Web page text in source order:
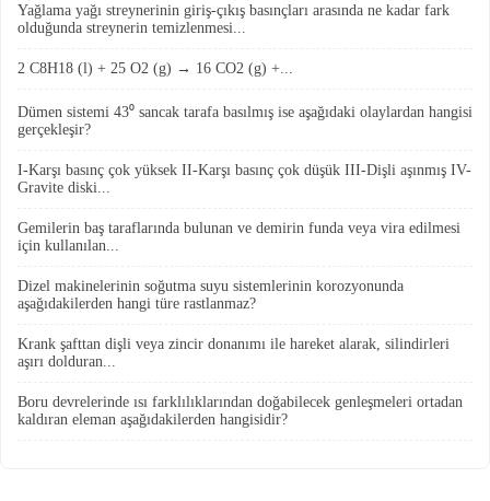
Yağlama yağı streynerinin giriş-çıkış basınçları arasında ne kadar fark
olduğunda streynerin temizlenmesi...
2 C8H18 (l) + 25 O2 (g) → 16 CO2 (g) +...
Dümen sistemi 43⁰ sancak tarafa basılmış ise aşağıdaki olaylardan hangisi
gerçekleşir?
I-Karşı basınç çok yüksek II-Karşı basınç çok düşük III-Dişli aşınmış IV-
Gravite diski...
Gemilerin baş taraflarında bulunan ve demirin funda veya vira edilmesi
için kullanılan...
Dizel makinelerinin soğutma suyu sistemlerinin korozyonunda
aşağıdakilerden hangi türe rastlanmaz?
Krank şafttan dişli veya zincir donanımı ile hareket alarak, silindirleri
aşırı dolduran...
Boru devrelerinde ısı farklılıklarından doğabilecek genleşmeleri ortadan
kaldıran eleman aşağıdakilerden hangisidir?